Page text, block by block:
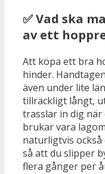
✅ Vad ska
av ett
Att köpa ett bra
hinder.
även under lite
tillräckligt långt,
trasslar in dig
brukar vara
naturligtvis
så att du slipper
flera gånger per